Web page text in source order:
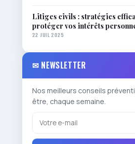
Litiges civils : stratégies
protéger vos intérêts
22 JUIL 2025
✉ NEWSLETTER
Nos meilleurs conseils
être, chaque semaine.